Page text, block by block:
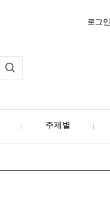
로그인
주제별